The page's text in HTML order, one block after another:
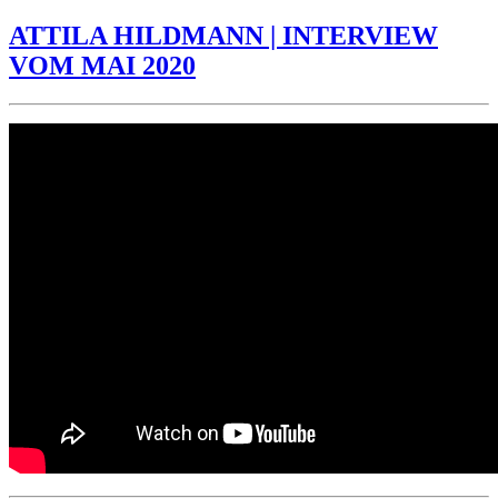
Die
gestörte
Gesellschaft.
Dr.
Dr.
ATTILA HILDMANN | INTERVIEW
VOM MAI 2020